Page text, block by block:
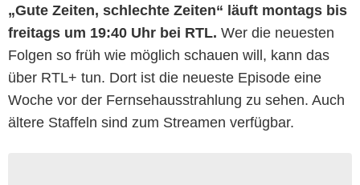
„Gute Zeiten, schlechte Zeiten“ läuft montags bis
freitags um 19:40 Uhr bei RTL. Wer die neuesten
Folgen so früh wie möglich schauen will, kann das
über RTL+ tun. Dort ist die neueste Episode eine
Woche vor der Fernsehausstrahlung zu sehen. Auch
ältere Staffeln sind zum Streamen verfügbar.